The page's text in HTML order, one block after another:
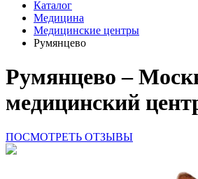
Каталог
Медицина
Медицинские центры
Румянцево
Румянцево –
медицинский
ПОСМОТРЕТЬ ОТЗЫВЫ